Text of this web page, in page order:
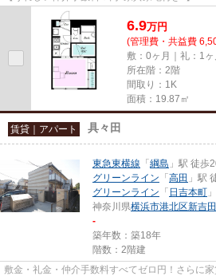
6.9万円
(管理費・共益費
敷：0ヶ月｜礼：1ヶ
所在階：2階
間取り：1K
面積：19.87㎡
賃貸｜アパート 具々田
東急東横線 「 綱島 」駅 徒歩
グリーンライン 「 高田 」駅
グリーンライン 「 日吉本町
神奈川県横浜市港北区新吉
-
築年数：築18年
階数：2階建
敷金・礼金・仲介手数料すべてゼロ円！さらに